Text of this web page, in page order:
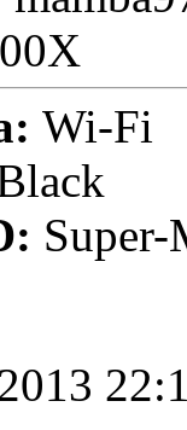
Wi-Fi
Super-